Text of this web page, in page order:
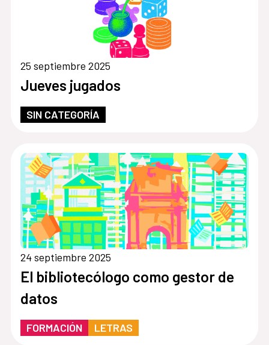
25 septiembre 2025
Jueves jugados
SIN CATEGORÍA
24 septiembre 2025
El bibliotecólogo como gestor de
datos
FORMACIÓN LETRAS